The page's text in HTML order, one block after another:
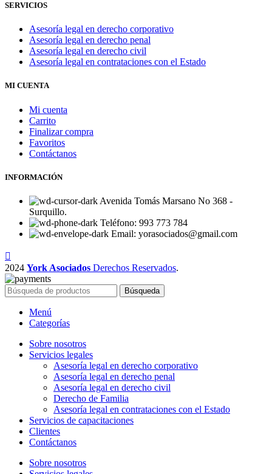
SERVICIOS
Asesoría legal en derecho corporativo
Asesoría legal en derecho penal
Asesoría legal en derecho civil
Asesoría legal en contrataciones con el Estado
MI CUENTA
Mi cuenta
Carrito
Finalizar compra
Favoritos
Contáctanos
INFORMACIÓN
Avenida Tomás Marsano No 368 -
Surquillo.
Teléfono: 993 773 784
Email: yorasociados@gmail.com
2024 York Asociados Derechos Reservados.
Búsqueda
Menú
Categorías
Sobre nosotros
Servicios legales
Asesoría legal en derecho corporativo
Asesoría legal en derecho penal
Asesoría legal en derecho civil
Derecho de Familia
Asesoría legal en contrataciones con el Estado
Servicios de capacitaciones
Clientes
Contáctanos
Sobre nosotros